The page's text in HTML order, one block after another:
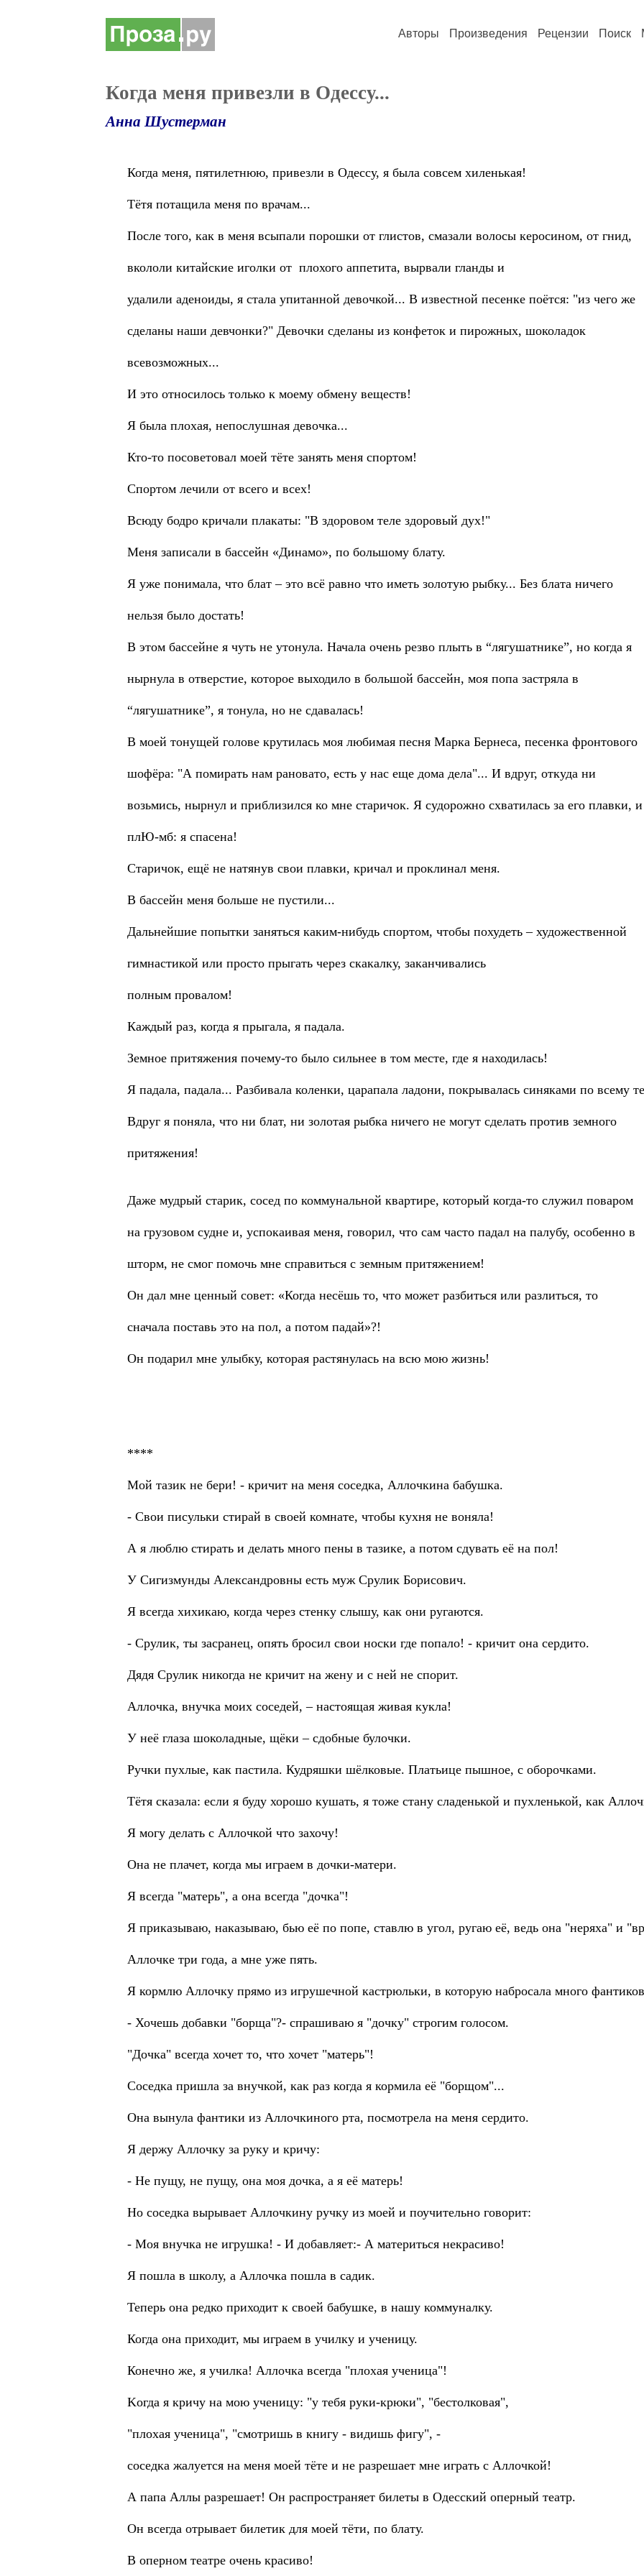
Авторы Произведения Рецензии Поиск
Когда меня привезли в Одессу...
Анна Шустерман
Когда меня, пятилетнюю, привезли в Одессу, я была совсем хиленькая!
Тётя потащила меня по врачам...
После того, как в меня всыпали порошки от глистов, смазали волосы керосином, от гнид,
вкололи китайские иголки от плохого аппетита, вырвали гланды и
удалили аденоиды, я стала упитанной девочкой... В известной песенке поётся: "из чего же
сделаны наши девчонки?" Девочки сделаны из конфеток и пирожных, шоколадок
всевозможных...
И это относилось только к моему обмену веществ!
Я была плохая, непослушная девочка...
Кто-то посоветовал моей тёте занять меня спортом!
Cпортом лечили от всего и всех!
Всюду бодро кричали плакаты: "В здоровом теле здоровый дух!"
Меня записали в бассейн «Динамо», по большому блату.
Я уже понимала, что блат – это всё равно что иметь золотую рыбку... Без блата ничего
нельзя было достать!
В этом бассейне я чуть не утонула. Hачала очень резво плыть в “лягушатнике”, но когда я
нырнула в отверстие, которое выходило в большой бассейн, моя пoпа застряла в
“лягушатнике”, я тонула, но не сдавалась!
B моей тонущей голове крутилась моя любимая песня Марка Бернеса, песенка фронтового
шофёра: "А помирать нам рановато, есть у нас еще дома дела"... И вдруг, откуда ни
возьмись, нырнул и приблизился ко мне старичок. Я судорожно схватилась за его плавки, и
плЮ-мб: я спасена!
Старичок, ещё не натянув свои плавки, кричал и проклинал меня.
В бассейн меня больше не пустили...
Дальнейшие попытки заняться каким-нибудь спортом, чтобы похудеть – художественной
гимнастикой или просто прыгать через скакалку, заканчивались
полным провалом!
Каждый раз, когда я прыгала, я падала.
Земное притяжения почему-то было сильнее в том месте, где я находилась!
Я падала, падала... Разбивала коленки, царапала ладони, покрывалась синяками по всему
Вдруг я поняла, что ни блат, ни золотая рыбка ничего не могут сделать против земного
притяжения!
Даже мудрый старик, сосед по коммунальной квартире, который когда-то служил поваром
на грузовом судне и, успокаивая меня, говорил, что сам часто падал на палубу, особенно в
шторм, не смог помочь мне справиться с земным притяжением!
Он дал мне ценный совет: «Когда несёшь то, что может разбиться или разлиться, то
сначала поставь это на пол, а потом падай»?!
Он подарил мне улыбку, которая растянулась на всю мою жизнь!
****
Mой тазик не бери! - кричит на меня соседка, Аллочкина бабушка.
- Cвои писульки стирай в своей комнате, чтобы кухня не вонялa!
А я люблю стирать и делать много пены в тазике, а потом сдувать её на пол!
У Сигизмунды Александровны есть муж Срулик Борисович.
Я всегда хихикаю, когда через стенку слышу, как они ругаются.
- Срулик, ты засранец, опять бросил свои носки где попало! - кричит она сердито.
Дядя Срулик никогда не кричит на жену и с ней не спорит.
Аллочка, внучка моих соседей, – настоящая живая кукла!
У неё глаза шоколадные, щёки – сдобные булочки.
Ручки пухлые, как пастила. Кудряшки шёлковые. Платьице пышное, с оборочками.
Тётя сказала: если я буду хорошо кушать, я тоже стану сладенькой и пухленькой, как
Я могу делать с Аллочкой что захочу!
Она не плачет, когда мы играем в дочки-матери.
Я всегда "матерь", а она всегда "дочка"!
Я приказываю, наказываю, бью её по попе, ставлю в угол, ругаю её, ведь она "неряха" и
Аллочкe три года, а мне уже пять.
Я кормлю Аллочку прямо из игрушечной кастрюльки, в которую набросала много
- Хочешь добавки "борща"?- спрашиваю я "дочку" строгим голосом.
"Дочка" всегда хочет то, что хочет "матeрь"!
Соседка пришла за внучкой, как раз когда я кормила её "борщом"...
Она вынула фантики из Аллочкиного рта, посмотрела на меня сердито.
Я держу Аллочку за руку и кричу:
- Не пущу, не пущу, она моя дочка, а я её матерь!
Но соседка вырывает Аллочкину ручку из моей и поучительно говорит:
- Моя внучка не игрушкa! - И добавляет:- А материться некрасиво!
Я пошла в школу, а Аллочка пошла в садик.
Теперь она редко приходит к своей бабушке, в нашу коммуналку.
Когда она приходит, мы играем в училку и ученицу.
Конечно же, я училка! Аллочка всегда "плохая ученица"!
Koгда я кричу на мою ученицу: "у тебя руки-крюки", "бестолковая",
"плохая ученица", "смотришь в книгу - видишь фигy", -
cоседка жалуется на меня моей тёте и не разрешает мне играть с Аллочкой!
А папа Аллы разрешает! Он распространяет билеты в Одесский оперный театр.
Он всегда отрывает билетик для моей тёти, по блату.
B оперном театре очень красиво!